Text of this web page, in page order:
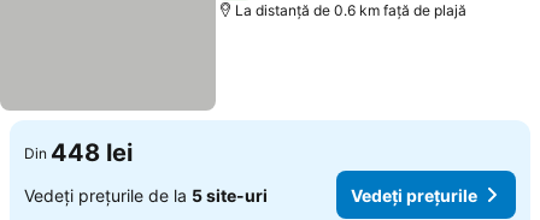
La distanță de 0.6 km față de plajă
Din 448 lei
Vedeți prețurile de la 5 site-uri Vedeți prețurile